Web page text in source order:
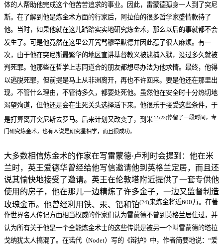
体的人帮助他完成这个他苦苦追求的事业。因此，雷蒙德孤身一人到了突尼
斯。在了解到他是炼金术方面的行家后，阿拉伯的很多哲学家盛情款待了
他。当时，如果他就在这儿踏踏实实地研究炼金术，那么以后的事就都不会
发生了。可是他竟然在这里公开咒骂穆罕默德并因此惹了很大麻烦。有一
次，由于他在突尼斯最繁华的地区宣讲基督教义被逮捕入狱，没过多久就被
判死罪。他那些在哲学上志同道合的朋友都想尽办法为他求情。最终，他得
以逃脱死罪，但前提是马上从非洲离开，再也不许回来。要是他还在那里出
现，不管什么理由，不管待多久，都要处死他。虽然他在安全时十分热切地
渴望殉道，但他还是会在生死关头选择活下来。他很乐于接受这些条件，于
是打算离开突尼斯去罗马。后来计划又改变了，到米兰(23)停留了一段时间，专
门研究炼金术，也有人说是研究星相学，而且很成功。
大多数相信炼金术的作家在写雷蒙德·卢利时会提到：他在米
兰时，英王爱德华曾经给他写信邀请他到英格兰定居，而且还
说其愉快地接受了邀请。英王在伦敦塔附近提供了一套专供他
使用的房子，他在那儿一边精炼了许多金子，一边又监督制造
玫瑰金币。他曾经利用铁、汞、铅和铂(24)来炼金将近600万。在著
作世界名人传记方面相当权威的作家们认为雷蒙德不曾到英格兰居住过，并
认为所有关于他是一个全能炼金术士的这些传说是被另一个叫雷蒙德的塔拉
戈纳犹太人搞混了。在诺代（Nodet）写的《辩护》中，作者简要地说：“爱